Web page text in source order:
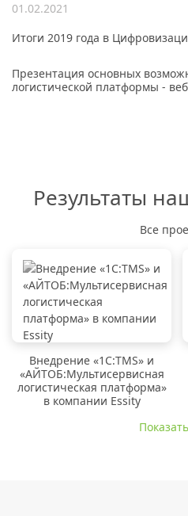
01.02.2021
Итоги 2019 года в
Презентация основных
логистической платформы -
Результаты
Все
Внедрение «1C:TMS» и
«АЙТОБ:Мультисервисная
логистическая платформа»
в компании Essity